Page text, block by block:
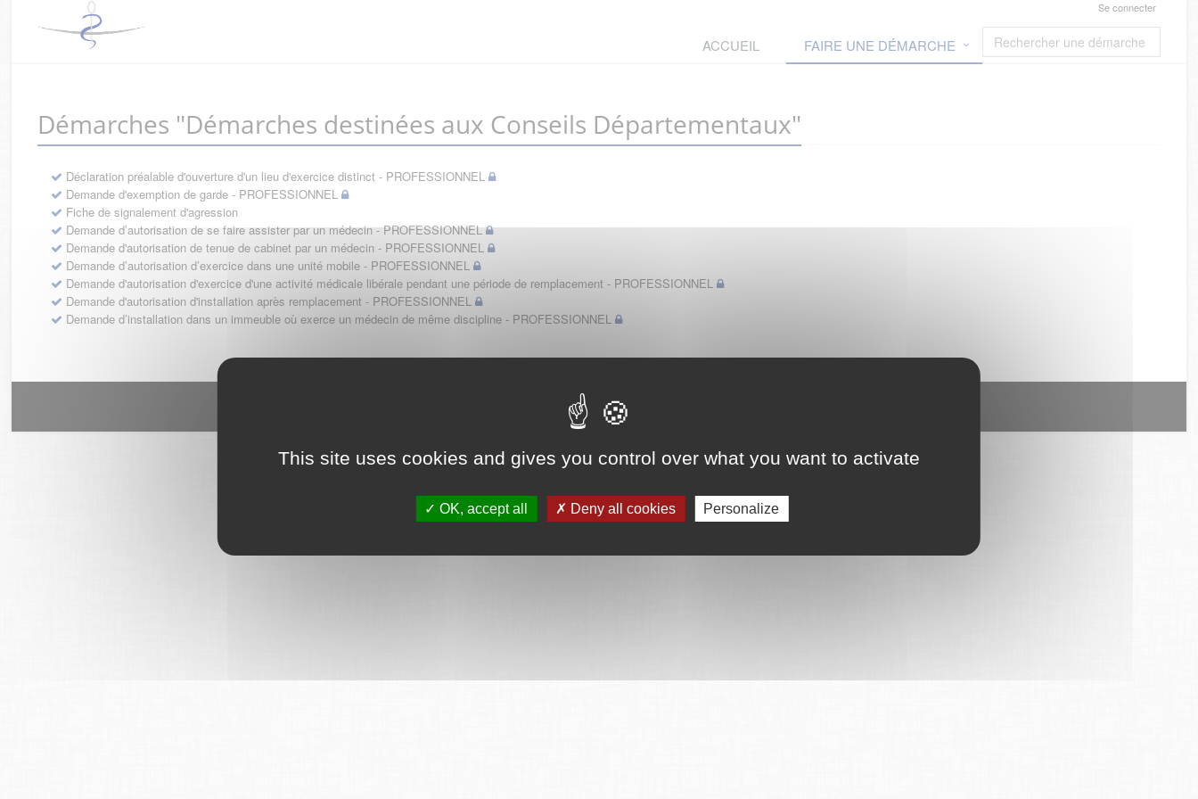
This site uses cookies and gives you control over what you want to activate
OK, accept all Deny all cookies Personalize
Se connecter
ACCUEIL FAIRE UNE DÉMARCHE
Démarches "Démarches destinées aux Conseils Départementaux"
Déclaration préalable d'ouverture d'un lieu d'exercice distinct - PROFESSIONNEL
Demande d'exemption de garde - PROFESSIONNEL
Fiche de signalement d'agression
Demande d’autorisation de se faire assister par un médecin - PROFESSIONNEL
Demande d'autorisation de tenue de cabinet par un médecin - PROFESSIONNEL
Demande d’autorisation d’exercice dans une unité mobile - PROFESSIONNEL
Demande d'autorisation d'exercice d'une activité médicale libérale pendant une période de remplacement - PROFESSIONNEL
Demande d'autorisation d'installation après remplacement - PROFESSIONNEL
Demande d’installation dans un immeuble où exerce un médecin de même discipline - PROFESSIONNEL
CGU Plan du site